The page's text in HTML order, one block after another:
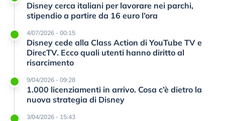
Disney cerca italiani per lavorare nei parchi,
stipendio a partire da 16 euro l’ora
4/07/2026 - 00:15
Disney cede alla Class Action di YouTube TV e
DirecTV. Ecco quali utenti hanno diritto al
risarcimento
9/04/2026 - 09:28
1.000 licenziamenti in arrivo. Cosa c’è dietro la
nuova strategia di Disney
3/04/2026 - 15:43